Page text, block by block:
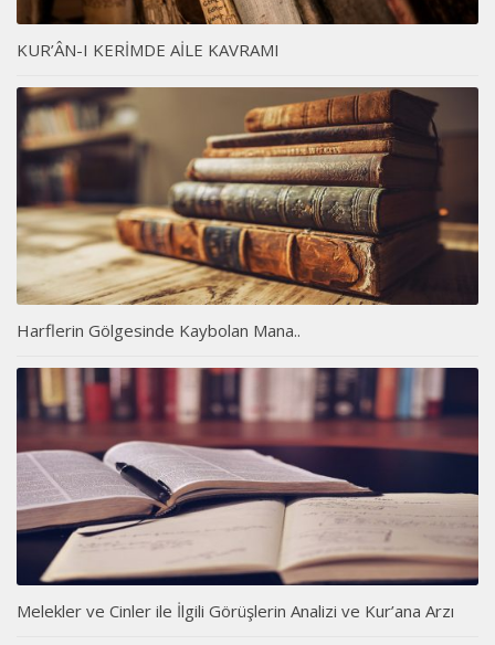
KUR’ÂN-I KERİMDE AİLE KAVRAMI
Harflerin Gölgesinde Kaybolan Mana..
Melekler ve Cinler ile İlgili Görüşlerin Analizi ve Kur’ana Arzı